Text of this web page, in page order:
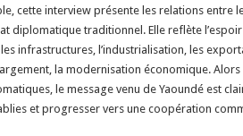
cette interview présente les relations entre
diplomatique traditionnel. Elle reflète
infrastructures, l’industrialisation, les
la modernisation économique.
le message venu de Yaoundé est
et progresser vers une coopération